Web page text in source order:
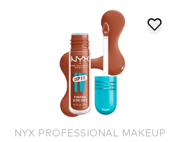
NYX PROFESSIONAL MAKEUP